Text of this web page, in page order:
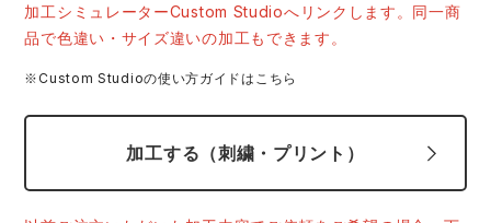
防寒
カジュアル
スターライト工業 東洋物産工業
加工シミュレーターCustom Studioへリンクします。同一商
品で色違い・サイズ違いの加工もできます。
※Custom Studioの使い方ガイドはこちら
加工する（刺繍・プリント）